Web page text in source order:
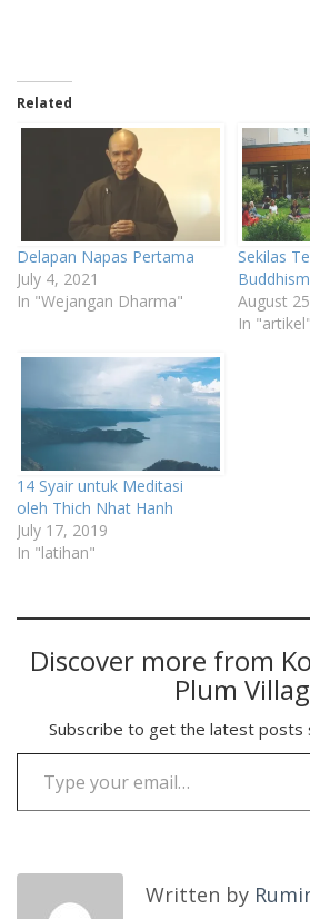
Related
Delapan Napas Pertama
July 4, 2021
In "Wejangan Dharma"
Sekilas
August
In "artikel"
14 Syair untuk Meditasi
oleh Thich Nhat Hanh
July 17, 2019
In "latihan"
Discover more from
Plum
Subscribe to get the latest posts
Type your email…
Written by